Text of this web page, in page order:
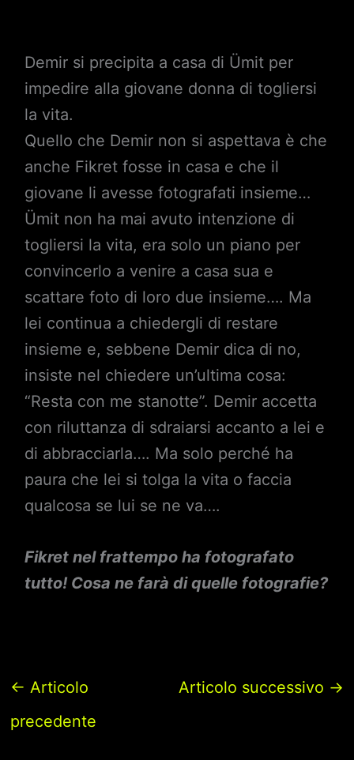
Demir si precipita a casa di Ümit per
impedire alla giovane donna di togliersi
la vita.
Quello che Demir non si aspettava è che
anche Fikret fosse in casa e che il
giovane li avesse fotografati insieme…
Ümit non ha mai avuto intenzione di
togliersi la vita, era solo un piano per
convincerlo a venire a casa sua e
scattare foto di loro due insieme…. Ma
lei continua a chiedergli di restare
insieme e, sebbene Demir dica di no,
insiste nel chiedere un’ultima cosa:
“Resta con me stanotte”. Demir accetta
con riluttanza di sdraiarsi accanto a lei e
di abbracciarla…. Ma solo perché ha
paura che lei si tolga la vita o faccia
qualcosa se lui se ne va….
Fikret nel frattempo ha fotografato
tutto! Cosa ne farà di quelle fotografie?
← Articolo
precedente
Articolo successivo →